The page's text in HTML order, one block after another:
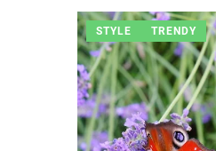
STYLE TRENDY